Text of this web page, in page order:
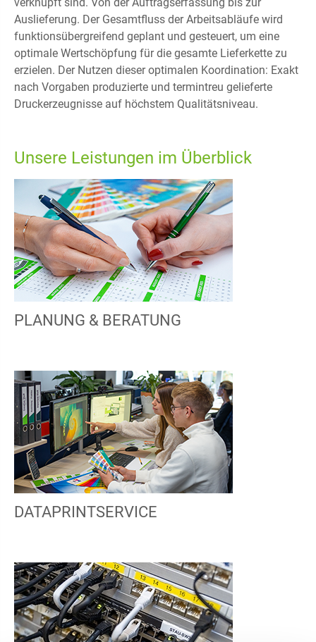
Auslieferung. Der Gesamtfluss der Arbeitsabläufe wird
funktionsübergreifend geplant und gesteuert, um eine
optimale Wertschöpfung für die gesamte Lieferkette zu
erzielen. Der Nutzen dieser optimalen Koordination: Exakt
nach Vorgaben produzierte und termintreu gelieferte
Druckerzeugnisse auf höchstem Qualitätsniveau.
Unsere Leistungen im Überblick
PLANUNG & BERATUNG
DATAPRINTSERVICE